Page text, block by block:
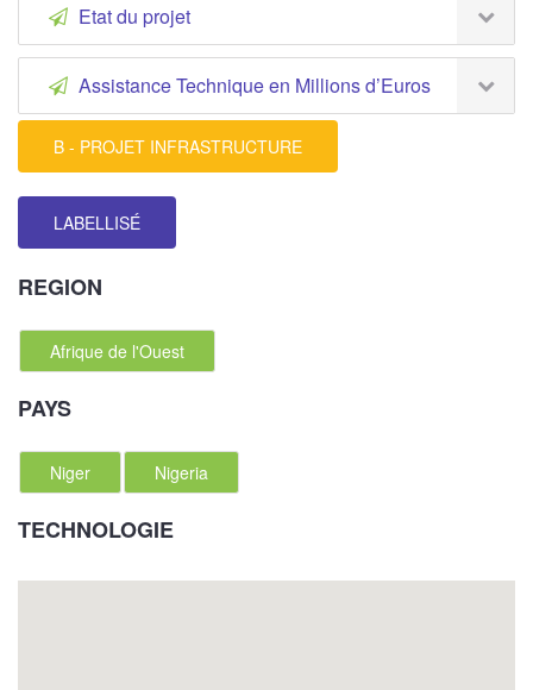
Etat du projet
Assistance Technique en Millions d’Euros
B - PROJET INFRASTRUCTURE
LABELLISÉ
REGION
Afrique de l'Ouest
PAYS
Niger Nigeria
TECHNOLOGIE